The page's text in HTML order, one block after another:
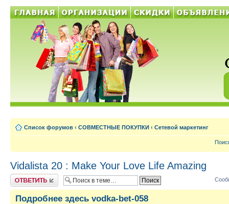
Список форумов ‹ СОВМЕСТНЫЕ ПОКУПКИ ‹ Сетевой маркетинг
Vidalista 20 : Make Your Love Life Amazing
Ответить
Подробнее здесь vodka-bet-058